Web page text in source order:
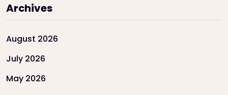
Archives
August 2026
July 2026
May 2026